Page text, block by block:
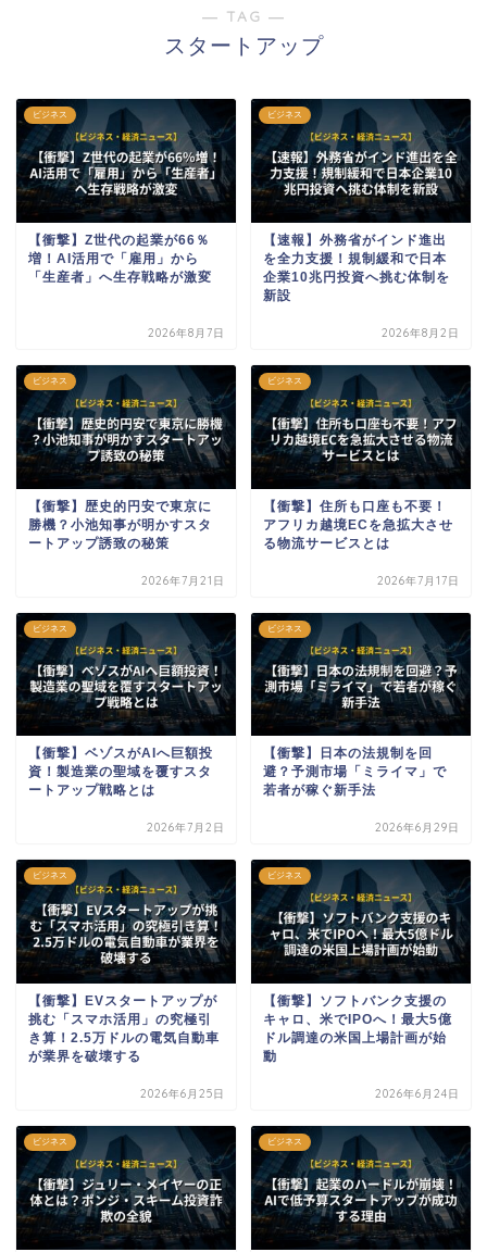
― TAG ―
スタートアップ
ビジネス
【衝撃】Z世代の起業が66％
増！AI活用で「雇用」から
「生産者」へ生存戦略が激変
2026年8月7日
ビジネス
【速報】外務省がインド進出
を全力支援！規制緩和で日本
企業10兆円投資へ挑む体制を
新設
2026年8月2日
ビジネス
【衝撃】歴史的円安で東京に
勝機？小池知事が明かすスタ
ートアップ誘致の秘策
2026年7月21日
ビジネス
【衝撃】住所も口座も不要！
アフリカ越境ECを急拡大させ
る物流サービスとは
2026年7月17日
ビジネス
【衝撃】ベゾスがAIへ巨額投
資！製造業の聖域を覆すスタ
ートアップ戦略とは
2026年7月2日
ビジネス
【衝撃】日本の法規制を回
避？予測市場「ミライマ」で
若者が稼ぐ新手法
2026年6月29日
ビジネス
【衝撃】EVスタートアップが
挑む「スマホ活用」の究極引
き算！2.5万ドルの電気自動車
が業界を破壊する
2026年6月25日
ビジネス
【衝撃】ソフトバンク支援の
キャロ、米でIPOへ！最大5億
ドル調達の米国上場計画が始
動
2026年6月24日
ビジネス ビジネス